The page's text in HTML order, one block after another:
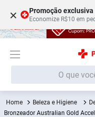
× Promoção exclusiva
Economize R$10 em
O que você está
Beleza e Higiene
Bronzeador Australian Gold
Termos mais